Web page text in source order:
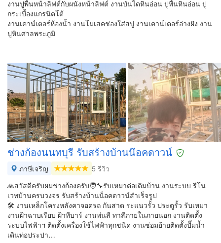
งานปูพื้นหน้าลิฟต์กับผนังหน้าลิฟต์ งานบันไดหินอ่อน ปูพื้นหินอ่อน ปู
กระเบื้องแกรนิตโต้
งานเคาน์เตอร์ห้องน้ำ งานโมเสคช่องใส่สบู่ งานเคาน์เตอร์อ่างฝัง งาน
ปูหินศาลพระภูมิ
ช่างก้องนนทบุรี รับสร้างบ้านน๊อค​ดาวน์
ภาษีเจริญ
5 รีวิว
🙏สวัสดีครับผมช่างก้องครับ🧑‍🔧รับเหมาต่อเติมบ้าน งานระบบ รีโน
เวทบ้านครบวงจร รับสร้างบ้านน็อคดาวน์สำเร็จรูป
🛠️ งานเหล็กโครงหลังคา​จอดรถ​ กันสาด ระแนวรั้ว​ ประตูรั้ว รับเหมา
งานฝ้าฉาบเรียบ ฝ้าทีบาร์ งานพ่นสี ทาสีภายในภายนอก งานติดตั้ง
ระบบไฟฟ้า​ฯ ติดตั้งเครื่องใช้ไฟฟ้าทุกชนิด​ งานซ่อมย้ายติดตั้งปั๊มน้ำ
เดินท่อประปา​…